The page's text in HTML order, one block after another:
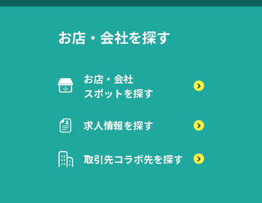
お店・会社を探す
お店・会社
スポットを探す
求人情報を探す
取引先コラボ先を探す